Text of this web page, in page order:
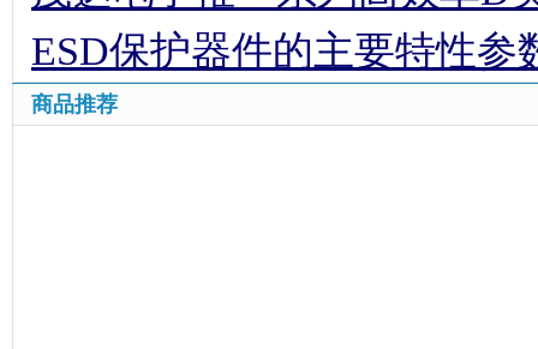
ESD保护器件的主要特性参
商品推荐